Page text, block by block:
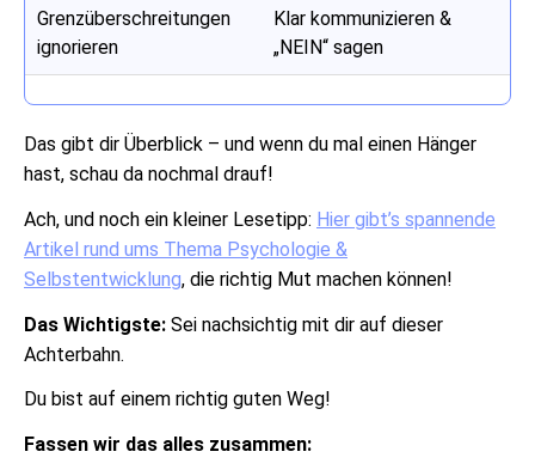
Grenzüberschreitungen
ignorieren
Klar kommunizieren &
„NEIN“ sagen
Das gibt dir Überblick – und wenn du mal einen Hänger
hast, schau da nochmal drauf!
Ach, und noch ein kleiner Lesetipp: Hier gibt’s spannende
Artikel rund ums Thema Psychologie &
Selbstentwicklung, die richtig Mut machen können!
Das Wichtigste: Sei nachsichtig mit dir auf dieser
Achterbahn.
Du bist auf einem richtig guten Weg!
Fassen wir das alles zusammen: